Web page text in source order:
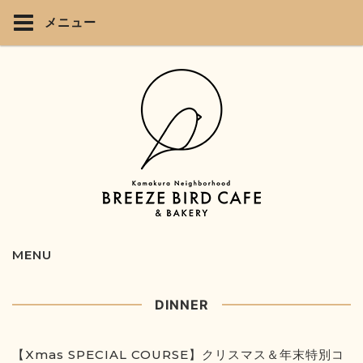
メニュー
MENU
DINNER
【Xmas SPECIAL COURSE】クリスマス＆年末特別コ